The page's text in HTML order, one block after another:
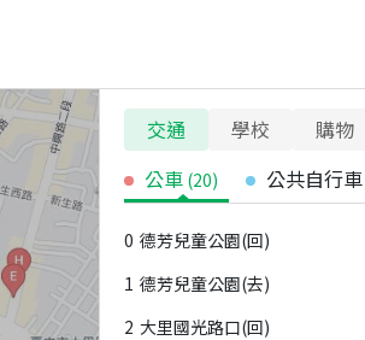
交通 學校 購物
公車 (20) 公共自行車
0 德芳兒童公園(回)
1 德芳兒童公園(去)
2 大里國光路口(回)